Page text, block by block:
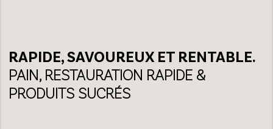
RAPIDE, SAVOUREUX ET RENTABLE.
PAIN, RESTAURATION RAPIDE &
PRODUITS SUCRÉS